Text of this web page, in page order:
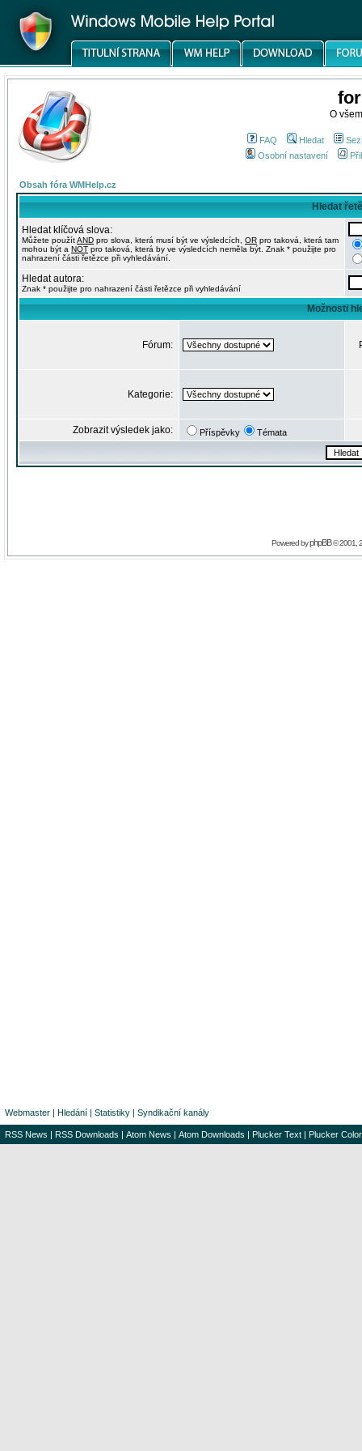
O
FAQ Hledat
Osobní nastavení
Obsah fóra WMHelp.cz
Hledat
Hledat klíčová slova:
Můžete použítAND pro slova, která musí být ve výsledcích, OR pro taková, která tam
mohou být a NOT pro taková, která by ve výsledcích neměla být. Znak * použijte pro
nahrazení části řetězce při vyhledávání.
Hledat autora:
Znak * použijte pro nahrazení části řetězce při vyhledávání
Možnosti
Fórum:
Kategorie:
Zobrazit výsledek jako: Příspěvky Témata
Powered byphpBB© 2001,
Webmaster | Hledání | Statistiky | Syndikační kanály
RSS News | RSS Downloads | Atom News | Atom Downloads | Plucker Text | Plucker Color